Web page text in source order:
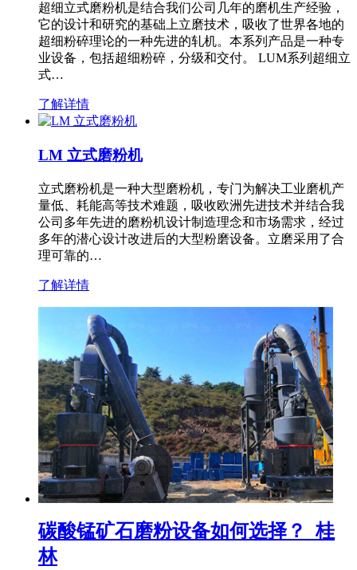
超细立式磨粉机是结合我们公司几年的磨机生产经验，
它的设计和研究的基础上立磨技术，吸收了世界各地的
超细粉碎理论的一种先进的轧机。本系列产品是一种专
业设备，包括超细粉碎，分级和交付。 LUM系列超细立
式…
了解详情
LM 立式磨粉机
立式磨粉机是一种大型磨粉机，专门为解决工业磨机产
量低、耗能高等技术难题，吸收欧洲先进技术并结合我
公司多年先进的磨粉机设计制造理念和市场需求，经过
多年的潜心设计改进后的大型粉磨设备。立磨采用了合
理可靠的…
了解详情
碳酸锰矿石磨粉设备如何选择？_桂
林